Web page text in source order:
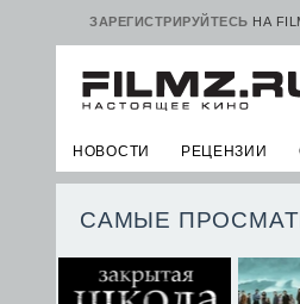
ЗАРЕГИСТРИРУЙТЕСЬ НА
НОВОСТИ РЕЦЕНЗИИ
САМЫЕ